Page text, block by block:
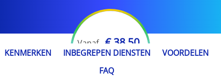
Vanaf € 38,50
/ jaar
KENMERKEN INBEGREPEN DIENSTEN
VOORDELEN
FAQ